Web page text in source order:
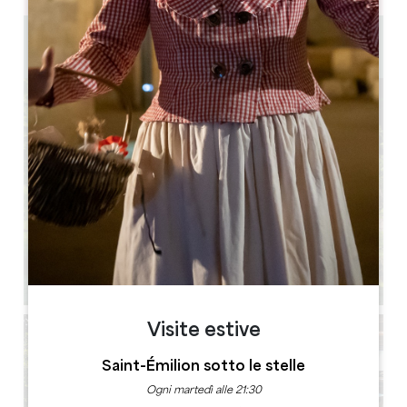
3 km
Visite estive
Saint-Émilion sotto le stelle
Ogni martedì alle 21:30